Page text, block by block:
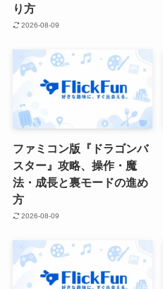
り方
2026-08-09
ファミコン版『ドラゴンバ
スター』攻略、操作・魔
法・成長と裏モードの進め
方
2026-08-09